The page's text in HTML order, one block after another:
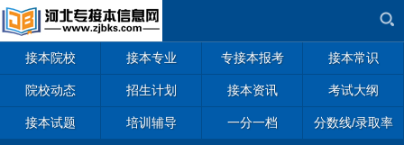
接本院校 接本专业 专接本报考 接本常识
院校动态 招生计划 接本资讯 考试大纲
接本试题 培训辅导 一分一档 分数线/录取率